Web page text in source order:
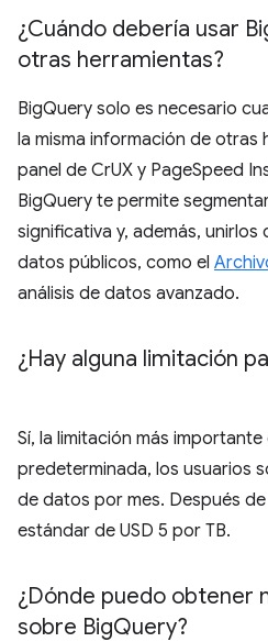
¿Cuándo debería usar
otras herramientas?
BigQuery solo es necesario
la misma información de otras
panel de CrUX y PageSpeed
BigQuery te permite
significativa y, además,
datos públicos, como el
análisis de datos avanzado.
¿Hay alguna limitación
Sí, la limitación más
predeterminada, los usuarios
de datos por mes. Después
estándar de USD 5 por TB.
¿Dónde puedo obtener
sobre BigQuery?